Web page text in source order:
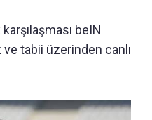
beIN
ve tabii üzerinden canlı